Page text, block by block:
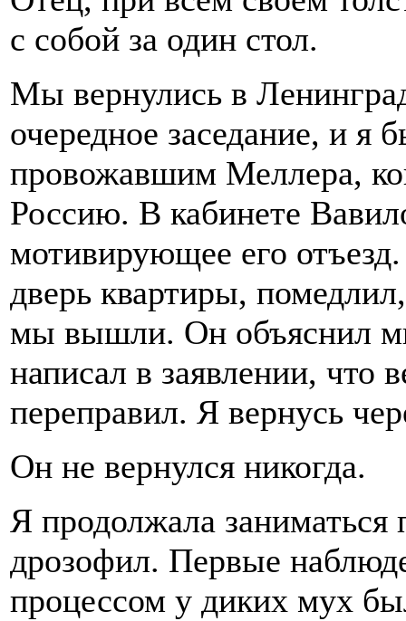
с собой за один стол.
Мы вернулись в
очередное заседание, и я
провожавшим Меллера,
Россию. В кабинете
мотивирующее его
дверь квартиры,
мы вышли. Он объяснил
написал в заявлении, что
переправил. Я вернусь
Он не вернулся никогда.
Я продолжала
дрозофил. Первые
процессом у диких мух